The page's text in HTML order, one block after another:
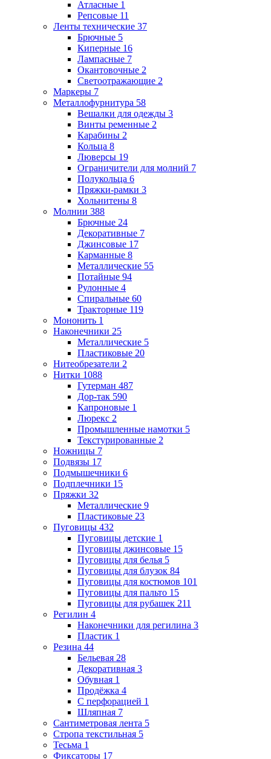
Атласные 1
Репсовые 11
Ленты технические 37
Брючные 5
Киперные 16
Лампасные 7
Окантовочные 2
Светоотражающие 2
Маркеры 7
Металлофурнитура 58
Вешалки для одежды 3
Винты ременные 2
Карабины 2
Кольца 8
Люверсы 19
Ограничители для молний 7
Полукольца 6
Пряжки-рамки 3
Хольнитены 8
Молнии 388
Брючные 24
Декоративные 7
Джинсовые 17
Карманные 8
Металлические 55
Потайные 94
Рулонные 4
Спиральные 60
Тракторные 119
Мононить 1
Наконечники 25
Металлические 5
Пластиковые 20
Нитеобрезатели 2
Нитки 1088
Гутерман 487
Дор-так 590
Капроновые 1
Люрекс 2
Промышленные намотки 5
Текстурированные 2
Ножницы 7
Подвязы 17
Подмышечники 6
Подплечники 15
Пряжки 32
Металлические 9
Пластиковые 23
Пуговицы 432
Пуговицы детские 1
Пуговицы джинсовые 15
Пуговицы для белья 5
Пуговицы для блузок 84
Пуговицы для костюмов 101
Пуговицы для пальто 15
Пуговицы для рубашек 211
Регилин 4
Наконечники для регилина 3
Пластик 1
Резина 44
Бельевая 28
Декоративная 3
Обувная 1
Продёжка 4
С перфорацией 1
Шляпная 7
Сантиметровая лента 5
Стропа текстильная 5
Тесьма 1
Фиксаторы 17